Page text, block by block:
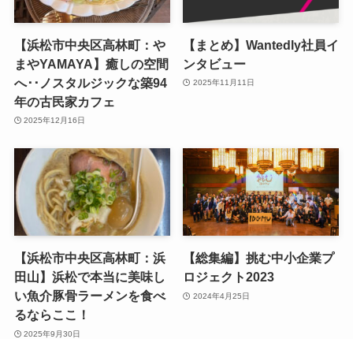
【浜松市中央区高林町：や
まやYAMAYA】癒しの空間
へ･･ノスタルジックな築94
年の古民家カフェ
2025年12月16日
【まとめ】Wantedly社員イ
ンタビュー
2025年11月11日
【浜松市中央区高林町：浜
田山】浜松で本当に美味し
い魚介豚骨ラーメンを食べ
るならここ！
2025年9月30日
【総集編】挑む中小企業プ
ロジェクト2023
2024年4月25日